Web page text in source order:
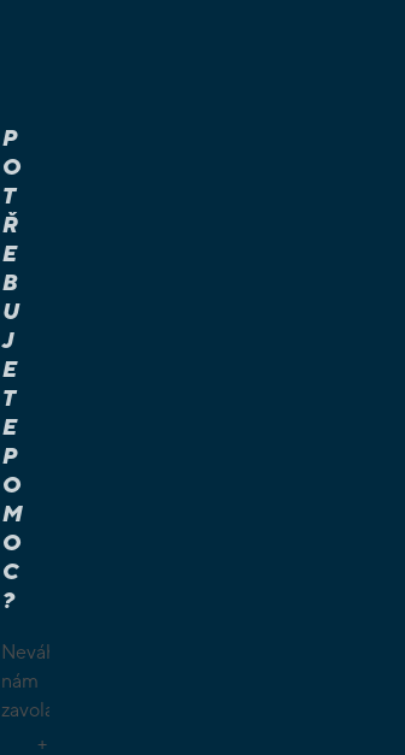
P
O
T
Ř
E
B
U
J
E
T
E
P
O
M
O
C
?
Neváhejte
nám
zavolat.
+